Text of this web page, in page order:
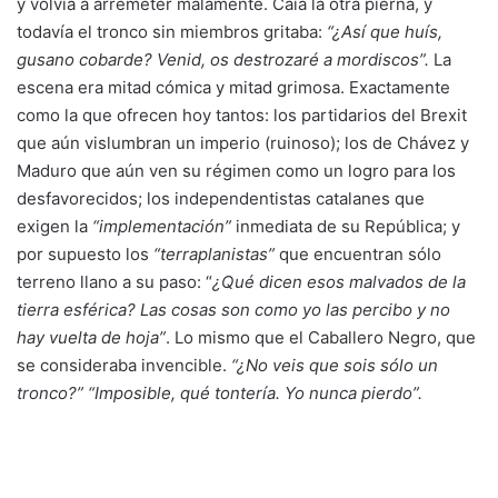
todavía el tronco sin miembros gritaba: “¿Así que huís,
gusano cobarde? Venid, os destrozaré a mordiscos”. La
escena era mitad cómica y mitad grimosa. Exactamente
como la que ofrecen hoy tantos: los partidarios del Brexit
que aún vislumbran un imperio (ruinoso); los de Chávez y
Maduro que aún ven su régimen como un logro para los
desfavorecidos; los independentistas catalanes que
exigen la “implementación” inmediata de su República; y
por supuesto los “terraplanistas” que encuentran sólo
terreno llano a su paso: “¿Qué dicen esos malvados de la
tierra esférica? Las cosas son como yo las percibo y no
hay vuelta de hoja”. Lo mismo que el Caballero Negro, que
se consideraba invencible. “¿No veis que sois sólo un
tronco?” “Imposible, qué tontería. Yo nunca pierdo”.